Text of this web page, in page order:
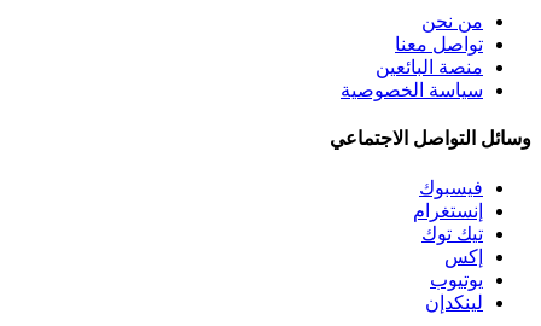
من نحن
تواصل معنا
منصة البائعين
سياسة الخصوصية
وسائل التواصل الاجتماعي
فيسبوك
إنستغرام
تيك توك
إكس
يوتيوب
لينكدإن